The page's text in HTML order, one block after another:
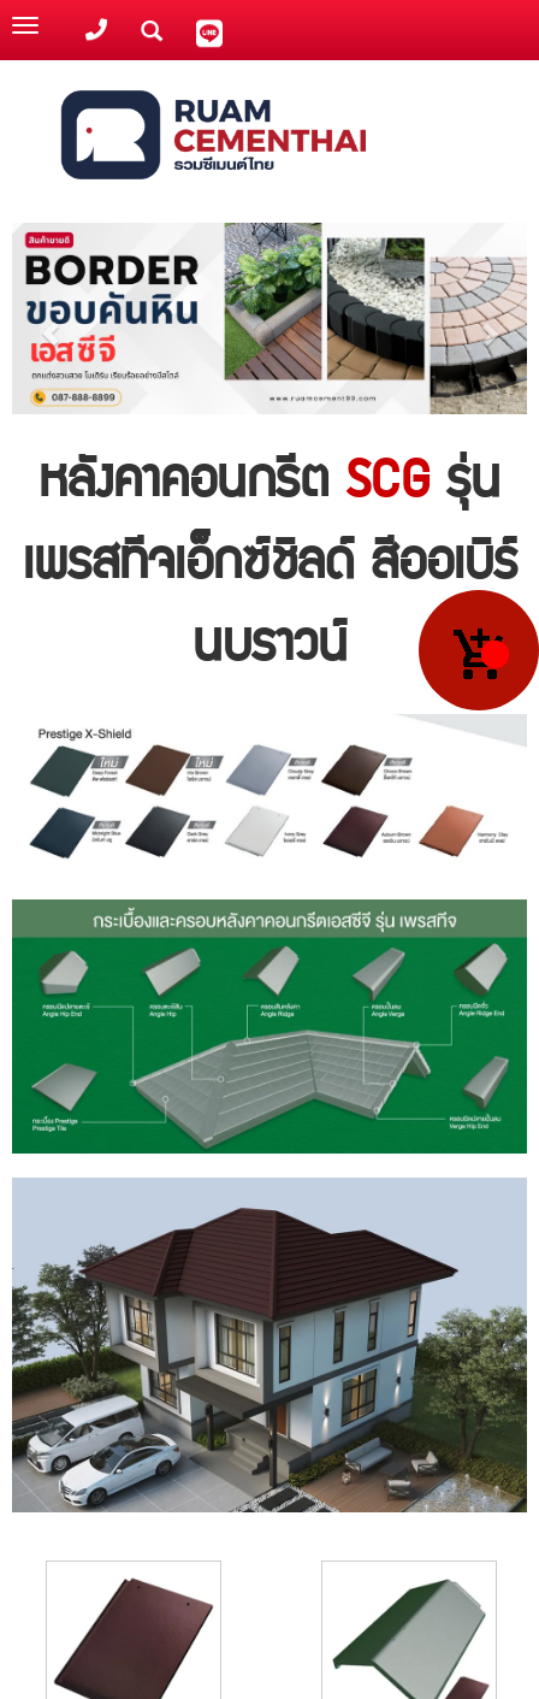
Toggle
navigation
หลังคาคอนกรีต SCGรุ่น
เพรสทีจเอ็กซ์ชิลด์ สีออเบิร์
นบราวน์